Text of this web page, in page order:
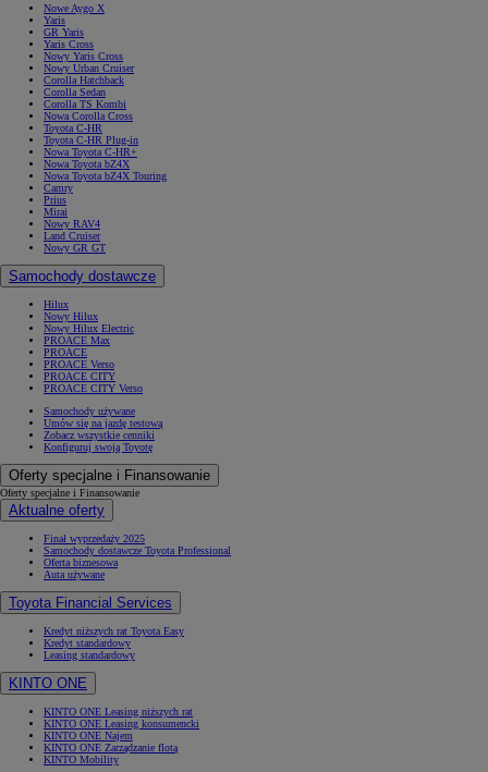
Nowe Aygo X
Yaris
GR Yaris
Yaris Cross
Nowy Yaris Cross
Nowy Urban Cruiser
Corolla Hatchback
Corolla Sedan
Corolla TS Kombi
Nowa Corolla Cross
Toyota C-HR
Toyota C-HR Plug-in
Nowa Toyota C-HR+
Nowa Toyota bZ4X
Nowa Toyota bZ4X Touring
Camry
Prius
Mirai
Nowy RAV4
Land Cruiser
Nowy GR GT
Samochody dostawcze
Hilux
Nowy Hilux
Nowy Hilux Electric
PROACE Max
PROACE
PROACE Verso
PROACE CITY
PROACE CITY Verso
Samochody używane
Umów się na jazdę testową
Zobacz wszystkie cenniki
Konfiguruj swoją Toyotę
Oferty specjalne i Finansowanie
Oferty specjalne i Finansowanie
Aktualne oferty
Finał wyprzedaży 2025
Samochody dostawcze Toyota Professional
Oferta biznesowa
Auta używane
Toyota Financial Services
Kredyt niższych rat Toyota Easy
Kredyt standardowy
Leasing standardowy
KINTO ONE
KINTO ONE Leasing niższych rat
KINTO ONE Leasing konsumencki
KINTO ONE Najem
KINTO ONE Zarządzanie flotą
KINTO Mobility